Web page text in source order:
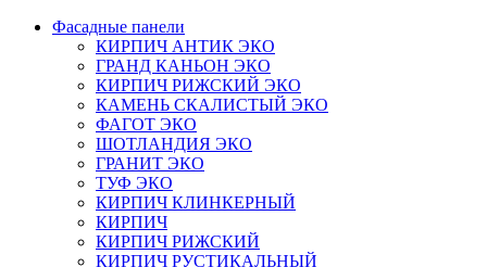
Фасадные панели
КИРПИЧ АНТИК ЭКО
ГРАНД КАНЬОН ЭКО
КИРПИЧ РИЖСКИЙ ЭКО
КАМЕНЬ СКАЛИСТЫЙ ЭКО
ФАГОТ ЭКО
ШОТЛАНДИЯ ЭКО
ГРАНИТ ЭКО
ТУФ ЭКО
КИРПИЧ КЛИНКЕРНЫЙ
КИРПИЧ
КИРПИЧ РИЖСКИЙ
КИРПИЧ РУСТИКАЛЬНЫЙ